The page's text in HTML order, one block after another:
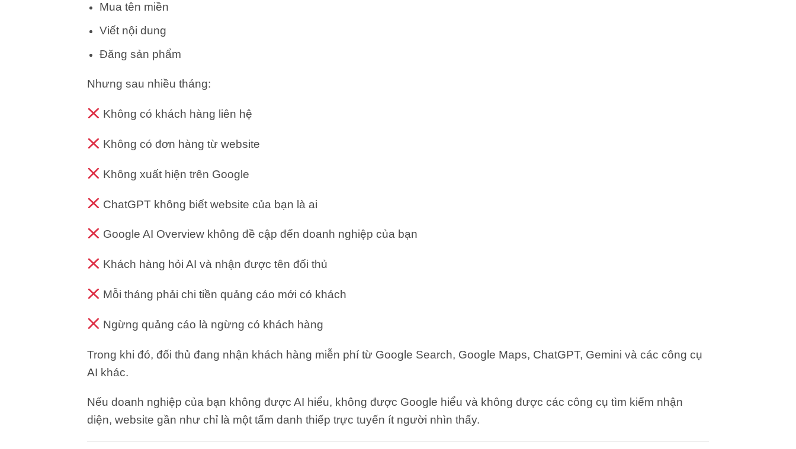
Mua tên miền
Viết nội dung
Đăng sản phẩm
Nhưng sau nhiều tháng:
Không có khách hàng liên hệ
Không có đơn hàng từ website
Không xuất hiện trên Google
ChatGPT không biết website của bạn là ai
Google AI Overview không đề cập đến doanh nghiệp của bạn
Khách hàng hỏi AI và nhận được tên đối thủ
Mỗi tháng phải chi tiền quảng cáo mới có khách
Ngừng quảng cáo là ngừng có khách hàng
Trong khi đó, đối thủ đang nhận khách hàng miễn phí từ Google Search, Google Maps, ChatGPT, Gemini và các công cụ
AI khác.
Nếu doanh nghiệp của bạn không được AI hiểu, không được Google hiểu và không được các công cụ tìm kiếm nhận
diện, website gần như chỉ là một tấm danh thiếp trực tuyến ít người nhìn thấy.